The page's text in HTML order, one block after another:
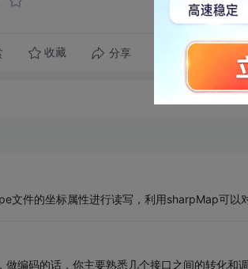
收藏 分享 转发到动态
文件的坐标属性进行读写，利用sharpMap可以
做编码的话，你主要熟悉几个接口之间的转化和